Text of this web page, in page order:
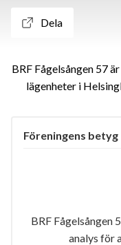
Dela
BRF Fågelsången 57
lägenheter i
Föreningens betyg
BRF Fågelsången
analys för